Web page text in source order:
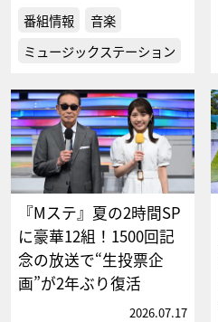
番組情報
音楽
ミュージックステーション
『Mステ』夏の2時間SP
に豪華12組！1500回記
念の放送で“生投票企
画”が2年ぶり復活
2026.07.17